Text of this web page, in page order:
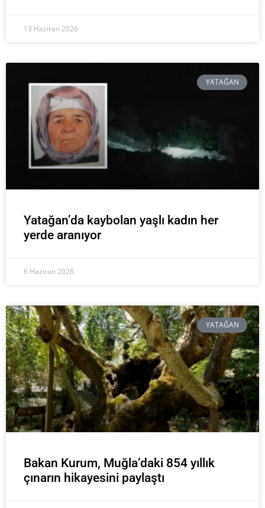
13 Haziran 2026
YATAĞAN
Yatağan’da kaybolan yaşlı kadın her
yerde aranıyor
6 Haziran 2026
YATAĞAN
Bakan Kurum, Muğla’daki 854 yıllık
çınarın hikayesini paylaştı